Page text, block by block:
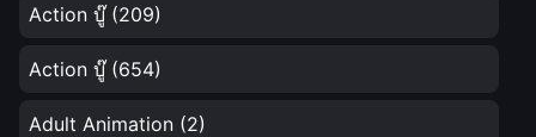
Action บู๊(209)
Action บู๊(654)
Adult Animation (2)